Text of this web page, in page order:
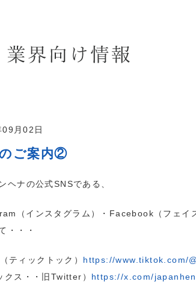
月02日
ご案内②
ヘナの公式SNSである、
（インスタグラム）・Facebook（フェイ
・・・
ティックトック） https://www.tiktok.com/
クス・・旧Twitter） https://x.com/